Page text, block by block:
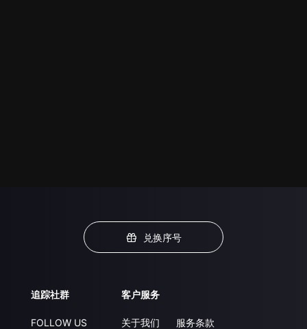
兑换序号
追踪社群
FOLLOW US
客户服务
关于我们
服务条款